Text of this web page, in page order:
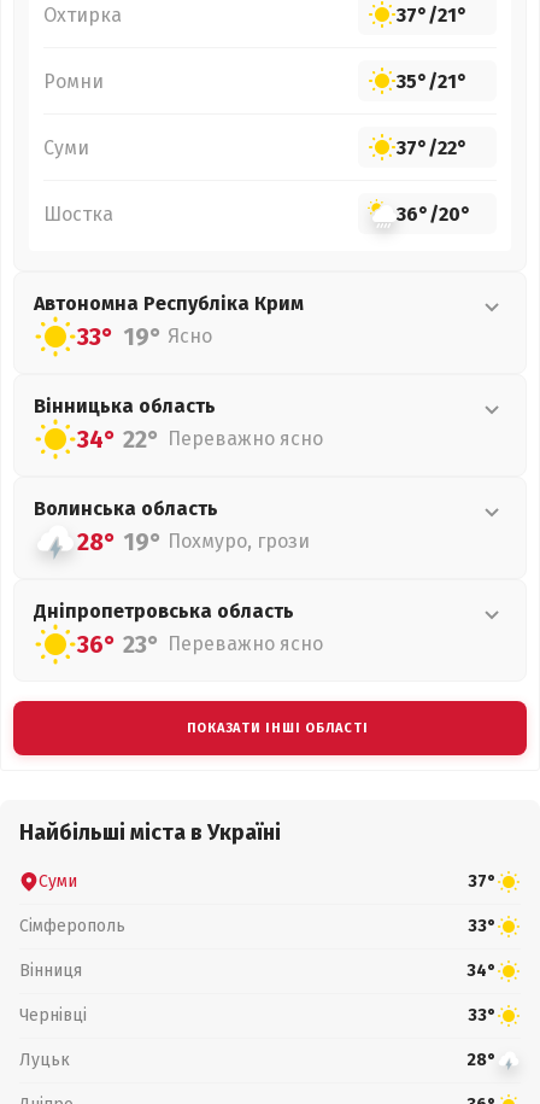
Охтирка 37°/21°
Ромни 35°/21°
Суми 37°/22°
Шостка 36°/20°
Автономна Республіка Крим
33° 19° Ясно
Вінницька область
34° 22° Переважно ясно
Волинська область
28° 19° Похмуро, грози
Дніпропетровська область
36° 23° Переважно ясно
ПОКАЗАТИ ІНШІ ОБЛАСТІ
Найбільші міста в Україні
Суми 37°
Сімферополь 33°
Вінниця 34°
Чернівці 33°
Луцьк 28°